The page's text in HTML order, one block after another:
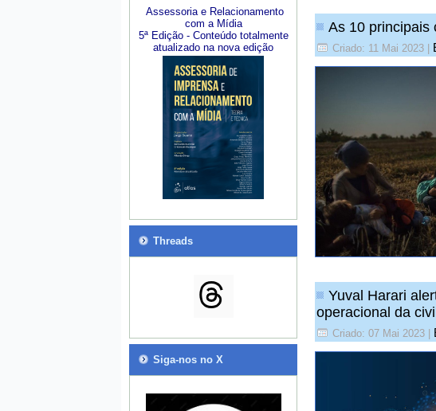
Assessoria e Relacionamento
com a Mídia
5ª Edição - Conteúdo totalmente
atualizado na nova edição
Threads
Siga-nos no X
As 10 principais
Criado: 11 Mai 2023
Yuval Harari
operacional da
Criado: 07 Mai 2023